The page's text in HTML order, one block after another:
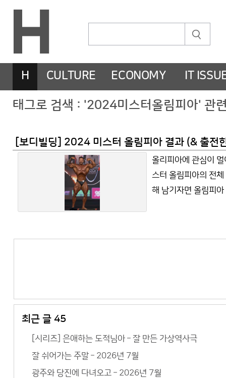
H CULTURE ECONOMY IT
태그로 검색 : '2024미스터올림피아' 관
[보디빌딩] 2024 미스터 올림피아 결과 (& 출전
올리피아에 관심이
스터 올림피아의 전
해 남기자면 올림피
최근 글 45
[시리즈] 은애하는 도적님아 – 잘 만든 가상역사극
잘 쉬어가는 주말 – 2026년 7월
광주와 당진에 다녀오고 – 2026년 7월